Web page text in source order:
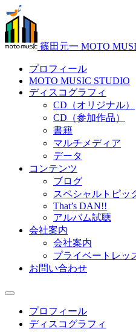
篠田元一 MOTO
プロフィール
MOTO MUSIC STUDIO
ディスコグラフィ
CD（オリジナル）
CD（参加作品）
書籍
マルチメディア
データ
コンテンツ
ブログ
スペシャルトピッ
That’s DAN!!
アルバム試聴
会社案内
会社案内
プライベートレッ
お問い合わせ
プロフィール
ディスコグラフィ